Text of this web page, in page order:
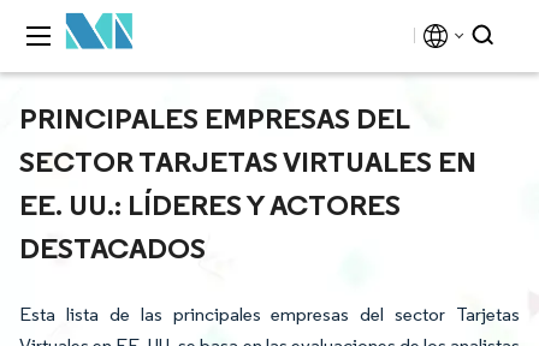
PRINCIPALES EMPRESAS DEL
SECTOR TARJETAS VIRTUALES EN
EE. UU.: LÍDERES Y ACTORES
DESTACADOS
Esta lista de las principales empresas del sector Tarjetas